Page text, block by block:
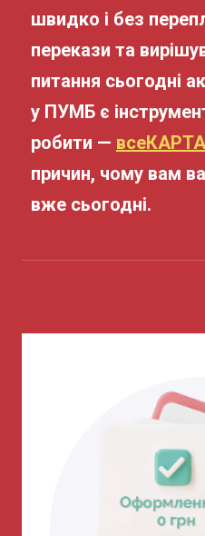
швидко і без
перекази та
питання сьогодні
у ПУМБ є
робити — всеКАРТА
причин, чому вам
вже сьогодні.